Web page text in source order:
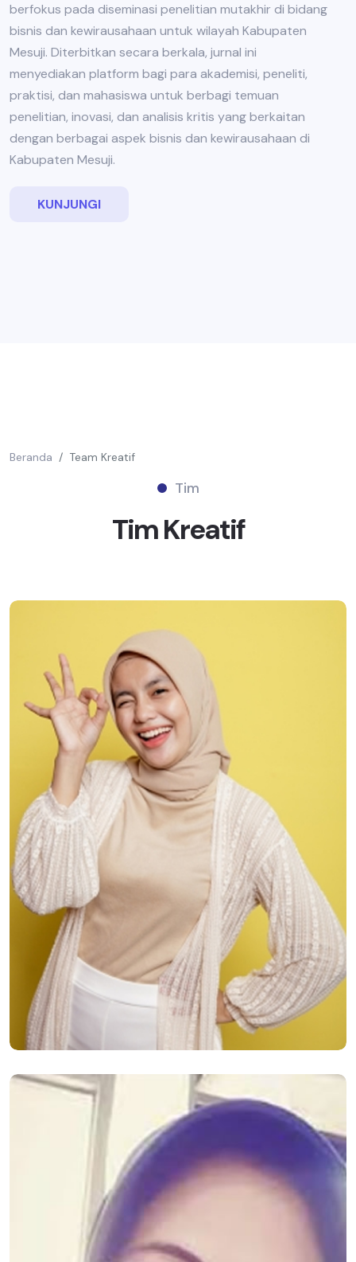
berfokus pada diseminasi penelitian mutakhir di bidang
bisnis dan kewirausahaan untuk wilayah Kabupaten
Mesuji. Diterbitkan secara berkala, jurnal ini
menyediakan platform bagi para akademisi, peneliti,
praktisi, dan mahasiswa untuk berbagi temuan
penelitian, inovasi, dan analisis kritis yang berkaitan
dengan berbagai aspek bisnis dan kewirausahaan di
Kabupaten Mesuji.
KUNJUNGI
Beranda Team Kreatif
Tim
TimKreatif